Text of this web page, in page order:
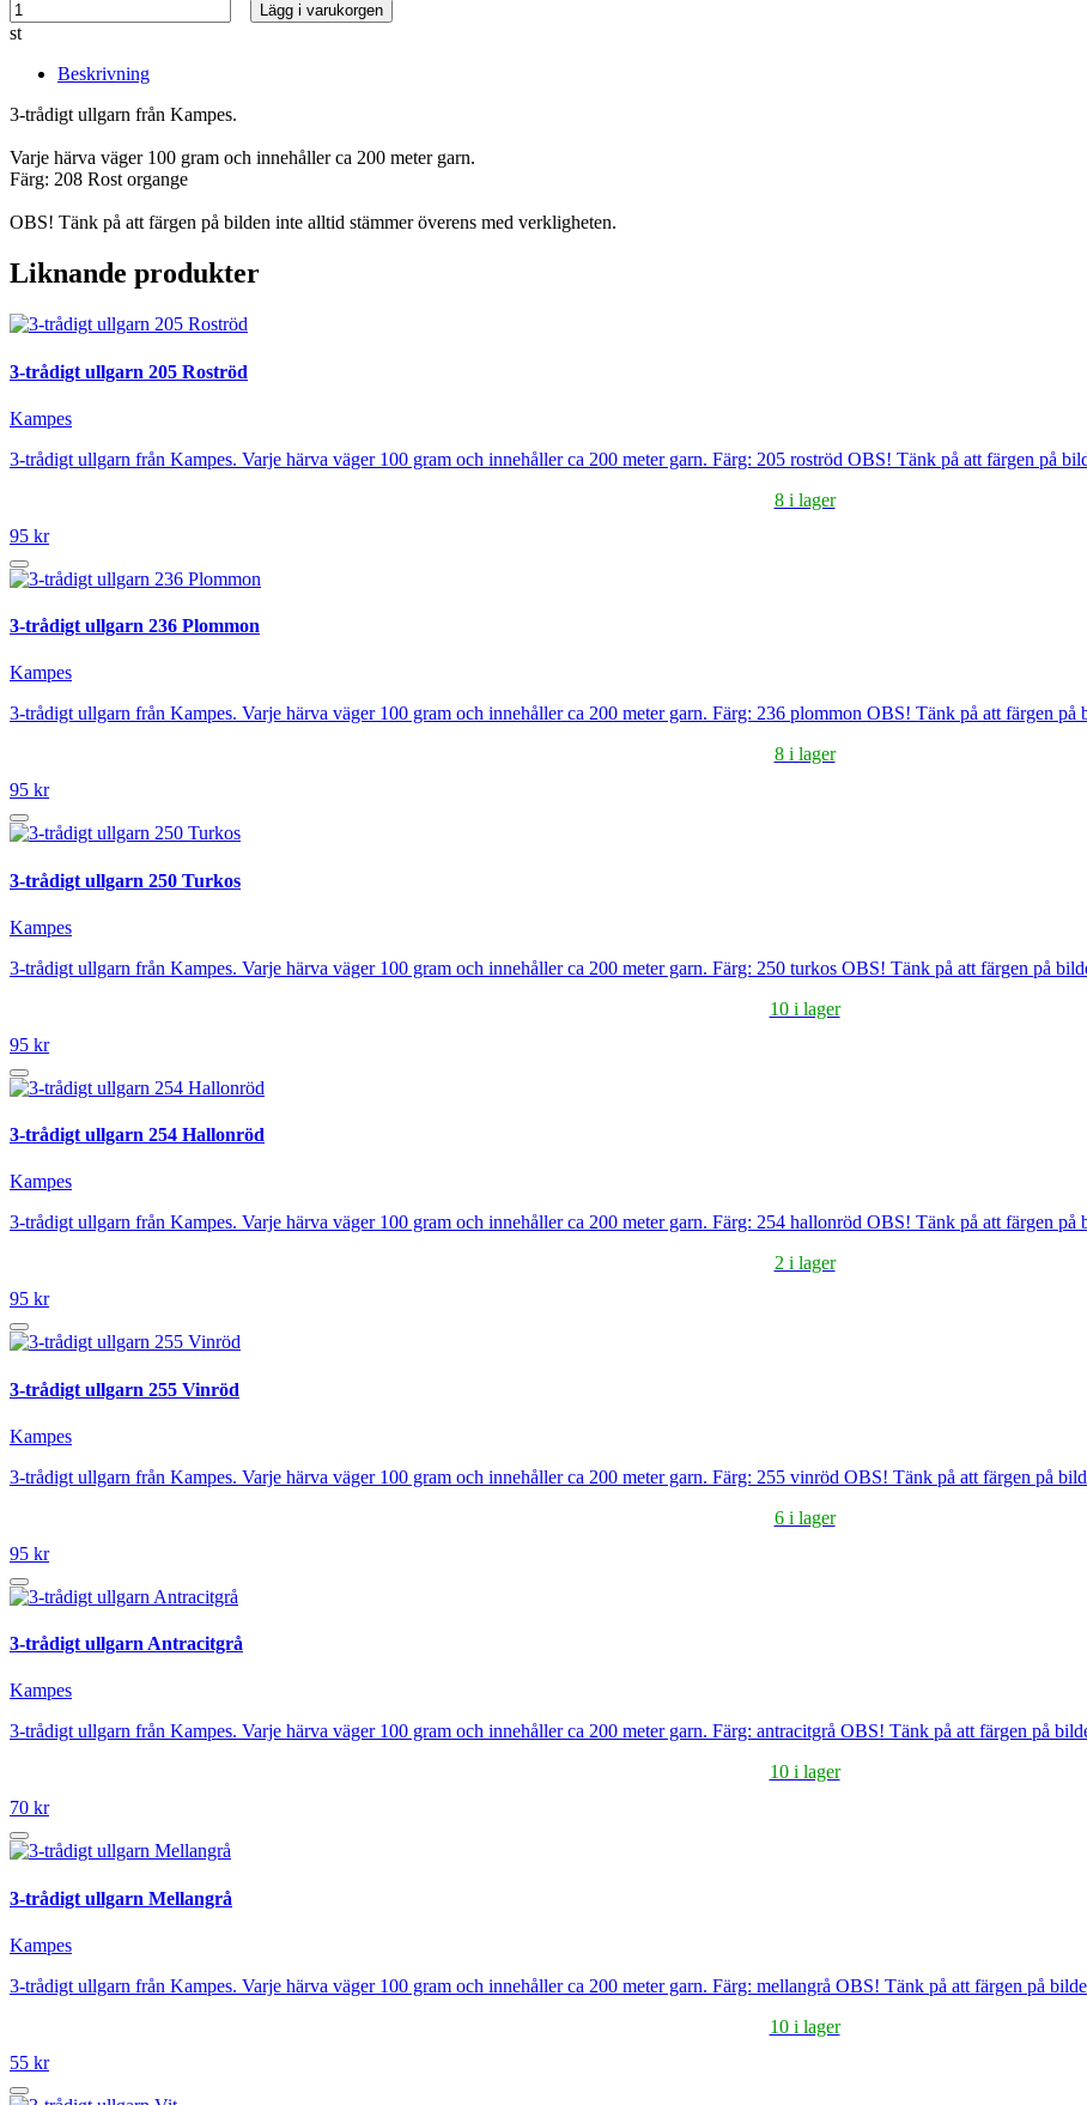
st
Lägg i varukorgen
Beskrivning
3-trådigt ullgarn från Kampes.
Varje härva väger 100 gram och innehåller ca 200 meter garn.
Färg: 208 Rost organge
OBS! Tänk på att färgen på bilden inte alltid stämmer överens med verkligheten.
Liknande produkter
3-trådigt ullgarn 205 Roströd
Kampes
3-trådigt ullgarn från Kampes. Varje härva väger 100 gram och innehåller ca 200 meter garn. Färg: 205 roströd OBS! Tänk på att färgen på
8 i lager
95 kr
3-trådigt ullgarn 236 Plommon
Kampes
3-trådigt ullgarn från Kampes. Varje härva väger 100 gram och innehåller ca 200 meter garn. Färg: 236 plommon OBS! Tänk på att färgen
8 i lager
95 kr
3-trådigt ullgarn 250 Turkos
Kampes
3-trådigt ullgarn från Kampes. Varje härva väger 100 gram och innehåller ca 200 meter garn. Färg: 250 turkos OBS! Tänk på att färgen på
10 i lager
95 kr
3-trådigt ullgarn 254 Hallonröd
Kampes
3-trådigt ullgarn från Kampes. Varje härva väger 100 gram och innehåller ca 200 meter garn. Färg: 254 hallonröd OBS! Tänk på att färgen
2 i lager
95 kr
3-trådigt ullgarn 255 Vinröd
Kampes
3-trådigt ullgarn från Kampes. Varje härva väger 100 gram och innehåller ca 200 meter garn. Färg: 255 vinröd OBS! Tänk på att färgen på
6 i lager
95 kr
3-trådigt ullgarn Antracitgrå
Kampes
3-trådigt ullgarn från Kampes. Varje härva väger 100 gram och innehåller ca 200 meter garn. Färg: antracitgrå OBS! Tänk på att färgen på
10 i lager
70 kr
3-trådigt ullgarn Mellangrå
Kampes
3-trådigt ullgarn från Kampes. Varje härva väger 100 gram och innehåller ca 200 meter garn. Färg: mellangrå OBS! Tänk på att färgen på
10 i lager
55 kr